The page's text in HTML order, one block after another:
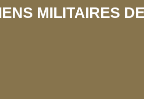
MILITAIRES